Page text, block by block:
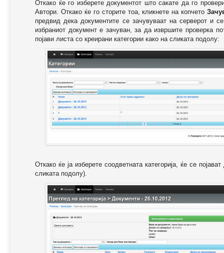
Откако ќе го изберете документот што сакате да го
Автори. Откако ќе го сторите тоа, кликнете на копчето
предвид дека документите се зачувуваат на серверот и
избраниот документ е зачуван, за да извршите проверка
појави листа со креирани категории како на сликата подолу:
Откако ќе ја изберете соодветната категорија, ќе се
сликата подолу).